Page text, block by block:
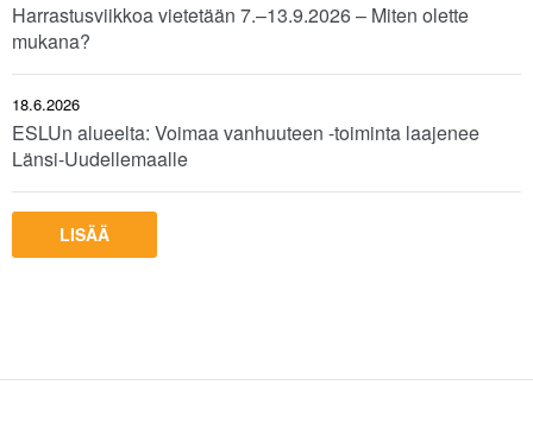
Harrastusviikkoa vietetään 7.–13.9.2026 – Miten olette
mukana?
18.6.2026
ESLUn alueelta: Voimaa vanhuuteen -toiminta laajenee
Länsi-Uudellemaalle
LISÄÄ